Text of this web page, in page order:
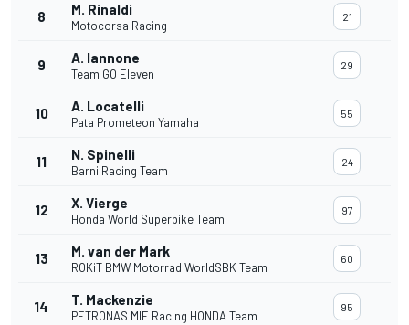
8 M. Rinaldi
Motocorsa Racing
21
9 A. Iannone
Team GO Eleven
29
10 A. Locatelli
Pata Prometeon Yamaha
55
11 N. Spinelli
Barni Racing Team
24
12 X. Vierge
Honda World Superbike Team
97
13 M. van der Mark
ROKiT BMW Motorrad WorldSBK Team
60
14 T. Mackenzie
PETRONAS MIE Racing HONDA Team
95